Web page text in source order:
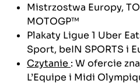
Mistrzostwa Europy,
MOTOGP™
Plakaty Ligue 1 Uber
Sport, beIN SPORTS i
Czytanie : W ofercie
L’Equipe i Midi